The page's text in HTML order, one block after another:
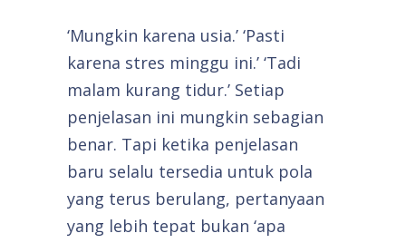
‘Mungkin karena usia.’ ‘Pasti
karena stres minggu ini.’ ‘Tadi
malam kurang tidur.’ Setiap
penjelasan ini mungkin sebagian
benar. Tapi ketika penjelasan
baru selalu tersedia untuk pola
yang terus berulang, pertanyaan
yang lebih tepat bukan ‘apa